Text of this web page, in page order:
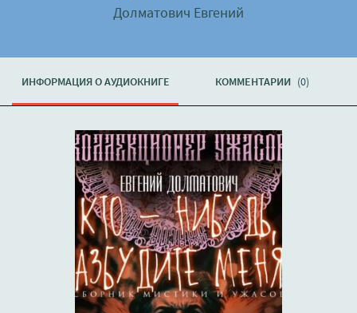
Долматович Евгений
ИНФОРМАЦИЯ О АУДИОКНИГЕ КОММЕНТАРИИ (0)